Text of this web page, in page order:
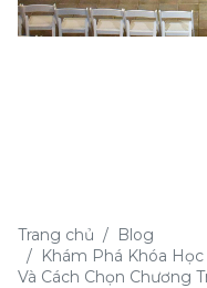
Trang chủ
Blog
Khám Phá Khóa
Và Cách Chọn Chương